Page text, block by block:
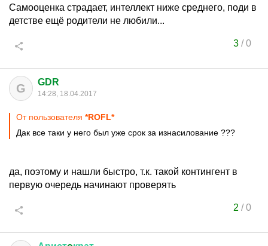
Самооценка страдает, интеллект ниже среднего, поди в
детстве ещё родители не любили...
3/0
G GDR
14:28, 18.04.2017
От пользователя *ROFL*
Дак все таки у него был уже срок за изнасилование ???
да, поэтому и нашли быстро, т.к. такой контингент в
первую очередь начинают проверять
2 /0